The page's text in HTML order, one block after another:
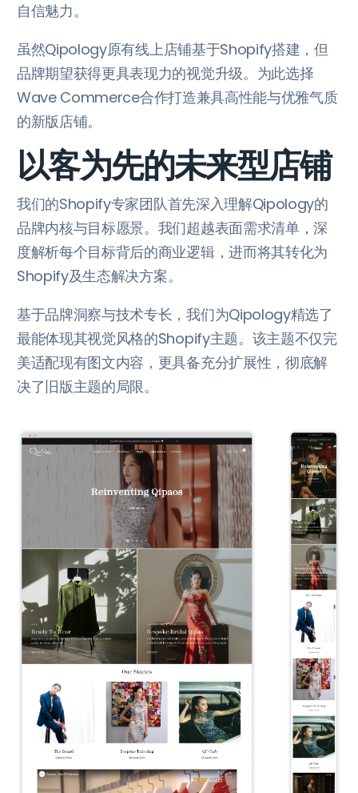
自信魅力。
虽然Qipology原有线上店铺基于Shopify搭建，但
品牌期望获得更具表现力的视觉升级。为此选择
Wave Commerce合作打造兼具高性能与优雅气质
的新版店铺。
以客为先的未来型店铺
我们的Shopify专家团队首先深入理解Qipology的
品牌内核与目标愿景。我们超越表面需求清单，深
度解析每个目标背后的商业逻辑，进而将其转化为
Shopify及生态解决方案。
基于品牌洞察与技术专长，我们为Qipology精选了
最能体现其视觉风格的Shopify主题。该主题不仅完
美适配现有图文内容，更具备充分扩展性，彻底解
决了旧版主题的局限。